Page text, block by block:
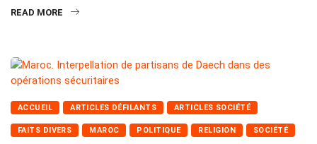
READ MORE
ACCUEIL ARTICLES DÉFILANTS ARTICLES SOCIÉTÉ
FAITS DIVERS MAROC POLITIQUE RELIGION SOCIÉTÉ